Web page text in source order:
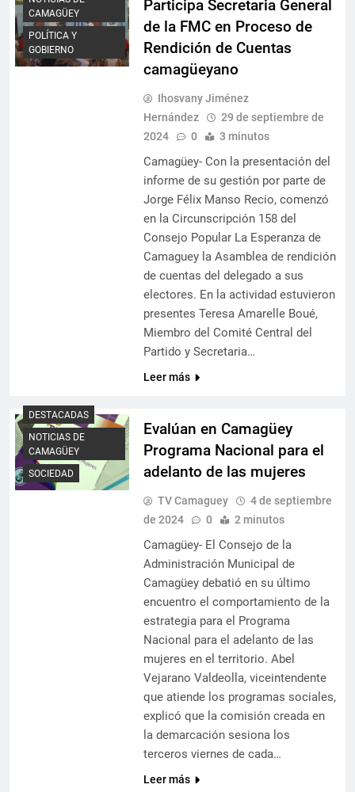
CAMAGÜEY
POLÍTICA Y
GOBIERNO
Participa Secretaria General
de la FMC en Proceso de
Rendición de Cuentas
camagüeyano
Ihosvany Jiménez
Hernández
29 de septiembre de
2024
0 3 minutos
Camagüey- Con la presentación del
informe de su gestión por parte de
Jorge Félix Manso Recio, comenzó
en la Circunscripción 158 del
Consejo Popular La Esperanza de
Camaguey la Asamblea de rendición
de cuentas del delegado a sus
electores. En la actividad estuvieron
presentes Teresa Amarelle Boué,
Miembro del Comité Central del
Partido y Secretaria…
Leer más
DESTACADAS
NOTICIAS DE
CAMAGÜEY
SOCIEDAD
Evalúan en Camagüey
Programa Nacional para el
adelanto de las mujeres
TV Camaguey
4 de septiembre
de 2024
0 2 minutos
Camagüey- El Consejo de la
Administración Municipal de
Camagüey debatió en su último
encuentro el comportamiento de la
estrategia para el Programa
Nacional para el adelanto de las
mujeres en el territorio. Abel
Vejarano Valdeolla, viceintendente
que atiende los programas sociales,
explicó que la comisión creada en
la demarcación sesiona los
terceros viernes de cada…
Leer más